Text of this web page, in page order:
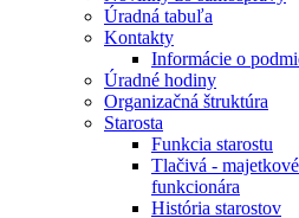
Úradná tabuľa
Kontakty
Informácie o
Úradné hodiny
Organizačná štruktúra
Starosta
Funkcia starostu
Tlačivá -
funkcionára
História starostov